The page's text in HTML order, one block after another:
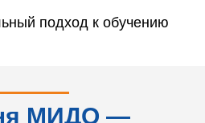
подход к обучению
МИДО —